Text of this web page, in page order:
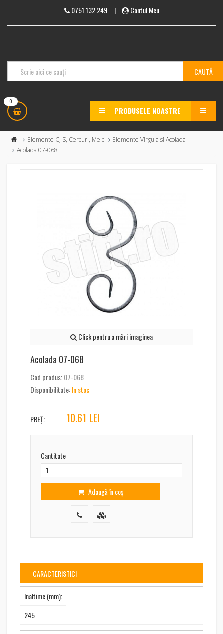
0751.132.249| Contul Meu
0
PRODUSELE NOASTRE MENU
Elemente C, S, Cercuri, Melci
Elemente Virgula si Acolada
Acolada 07-068
Click pentru a mări imaginea
Acolada 07-068
Cod produs:07-068
Disponibilitate:In stoc
PREȚ: 10.61 LEI
Cantitate
Adaugă în coș
CARACTERISTICI
Inaltime (mm):
245